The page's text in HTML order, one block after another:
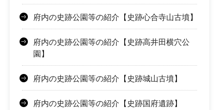
府内の史跡公園等の紹介【史跡心合寺山古墳】
府内の史跡公園等の紹介【史跡高井田横穴公
園】
府内の史跡公園等の紹介【史跡城山古墳】
府内の史跡公園等の紹介【史跡国府遺跡】